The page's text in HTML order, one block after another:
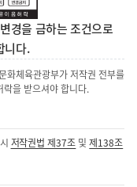
경을 금하는 조건으로
니다.
화체육관광부가 저작권 전부를
을 받으셔야 합니다.
저작권법 제37조 및제138조